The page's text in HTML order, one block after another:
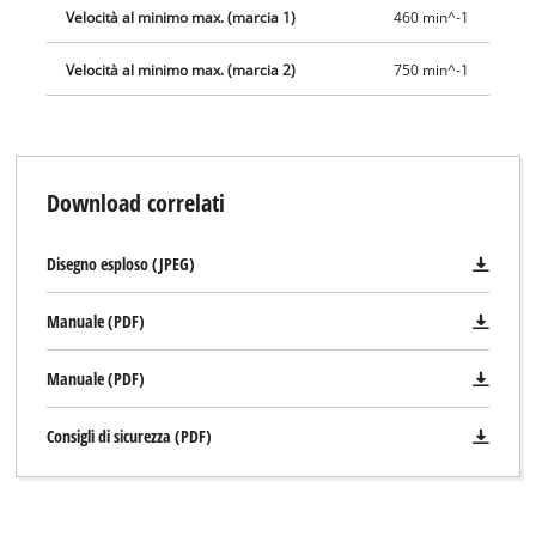
Velocità al minimo max. (marcia 1) 460 min^-1
Velocità al minimo max. (marcia 2) 750 min^-1
Download correlati
Disegno esploso (JPEG)
Manuale (PDF)
Manuale (PDF)
Consigli di sicurezza (PDF)